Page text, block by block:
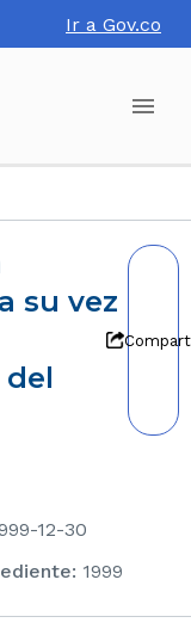
Ir a Gov.co
su vez
12-30
: 1999